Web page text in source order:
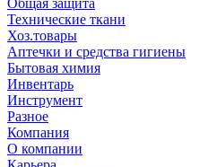
Общая защита
Технические ткани
Хоз.товары
Аптечки и средства гигиены
Бытовая химия
Инвентарь
Инструмент
Разное
Компания
О компании